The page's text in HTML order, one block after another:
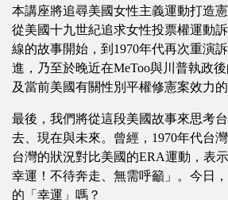
本講座將追尋美國女性主義運動打造
從美國十九世紀追求女性投票權運動
線的故事開始，到1970年代再次重演
進，乃至於晚近在MeToo與川普執政
及當前美國有關性別平權修憲案效力
最後，我們將從這段美國故事來思考
去、現在與未來。曾經，1970年代台
台灣的狀況對比美國的ERA運動，表
幸運！不待奔走、無需呼籲」。今日
的「幸運」嗎？